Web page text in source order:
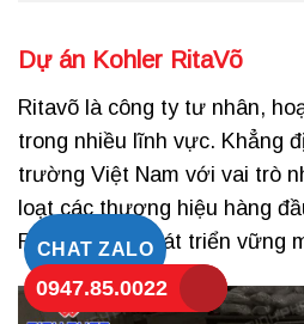
CHAT ZALO
0947.85.0022
Dự án Kohler RitaVõ
Ritavõ là công ty tư nhân,
trong nhiều lĩnh vực. Khẳng
trường Việt Nam với vai trò
loạt các thương hiệu hàng
Ritavõ đang phát triển vững